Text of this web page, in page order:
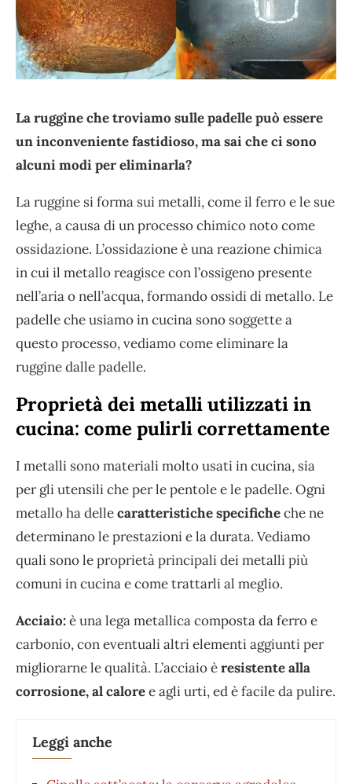
La ruggine che troviamo sulle padelle può essere
un inconveniente fastidioso, ma sai che ci sono
alcuni modi per eliminarla?
La ruggine si forma sui metalli, come il ferro e le sue
leghe, a causa di un processo chimico noto come
ossidazione. L’ossidazione è una reazione chimica
in cui il metallo reagisce con l’ossigeno presente
nell’aria o nell’acqua, formando ossidi di metallo. Le
padelle che usiamo in cucina sono soggette a
questo processo, vediamo come eliminare la
ruggine dalle padelle.
Proprietà dei metalli utilizzati in
cucina: come pulirli correttamente
I metalli sono materiali molto usati in cucina, sia
per gli utensili che per le pentole e le padelle. Ogni
metallo ha dellecaratteristiche specificheche ne
determinano le prestazioni e la durata. Vediamo
quali sono le proprietà principali dei metalli più
comuni in cucina e come trattarli al meglio.
Acciaio:è una lega metallica composta da ferro e
carbonio, con eventuali altri elementi aggiunti per
migliorarne le qualità. L’acciaio èresistente alla
corrosione, al caloree agli urti, ed è facile da pulire.
Leggi anche